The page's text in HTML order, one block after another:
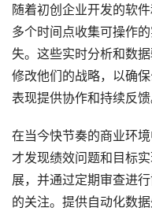
随着初创企业开发的软
多个时间点收集可操作
失。这些实时分析和数
修改他们的战略，以确
表现提供协作和持续反馈
在当今快节奏的商业环
才发现绩效问题和目标
展，并通过定期审查进
的关注。提供自动化数